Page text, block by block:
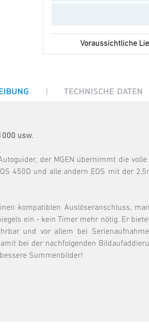
Voraussichtliche
| TECHNISCHE DATEN
usw.
der MGEN übernimmt die
450D und alle andern EOS mit der
kompatiblen Auslöseranschluss,
ein - kein Timer mehr nötig. Er
und vor allem bei
bei der nachfolgenden
Summenbilder!